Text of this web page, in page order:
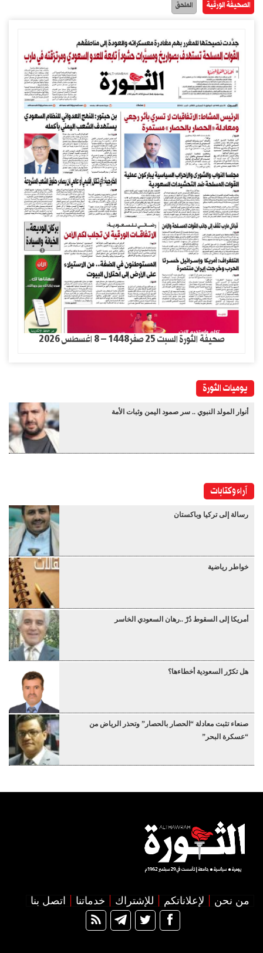
الصحيفة الورقية الملحق
صحيفة الثورة السبت 25 صفر1448 – 8 اغسطس 2026
يوميات الثورة
أنوار المولد النبوي .. سر صمود اليمن وثبات الأمة
آراء وكتابات
رسالة إلى تركيا وباكستان
خواطر رياضية
أمريكا إلى السقوط دُرْ ..رهان السعودي الخاسر
هل تكرّر السعودية أخطاءها؟
صنعاء تثبت معادلة “الحصار بالحصار” وتحذر الرياض من
“عسكرة البحر”
من نحن لإعلاناتكم للإشتراك خدماتنا اتصل بنا